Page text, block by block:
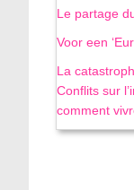
Le partage
Voor een
La
Conflits sur
comment